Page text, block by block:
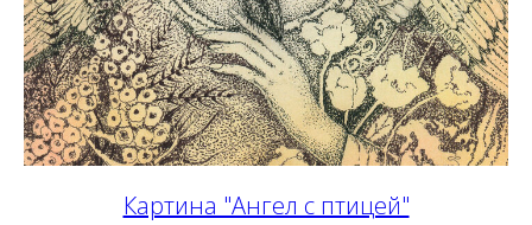
Картина "Ангел с птицей"